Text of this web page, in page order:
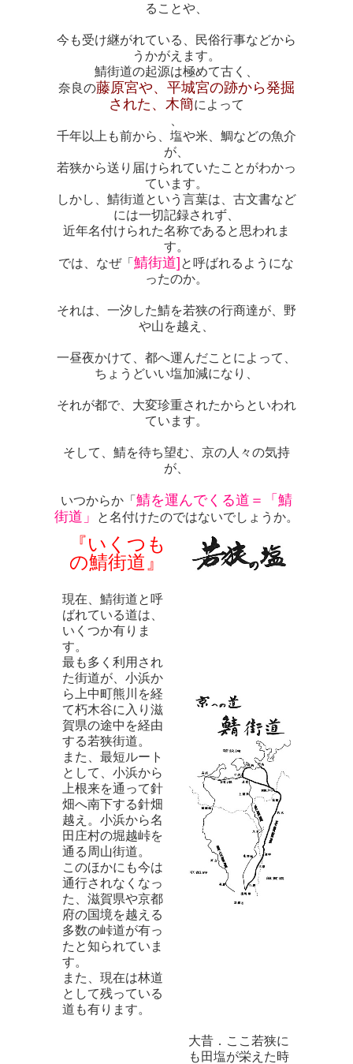
ることや、
今も受け継がれている、民俗行事などから
うかがえます。
鯖街道の起源は極めて古く、
奈良の藤原宮や、平城宮の跡から発掘
された、木簡によって
千年以上も前から、塩や米、鯛などの魚介
が、
若狭から送り届けられていたことがわかっ
ています。
しかし、鯖街道という言葉は、古文書など
には一切記録されず、
近年名付けられた名称であると思われま
す。
では、なぜ「鯖街道]と呼ばれるようにな
ったのか。
それは、一汐した鯖を若狭の行商達が、野
や山を越え、
一昼夜かけて、都へ運んだことによって、
ちょうどいい塩加減になり、
それが都で、大変珍重されたからといわれ
ています。
そして、鯖を待ち望む、京の人々の気持
が、
いつからか「 鯖を運んでくる道＝「鯖
街道」
と名付けたのではないでしょうか。
『いくつも
の鯖街道』
現在、鯖街道と呼
ばれている道は、
いくつか有りま
す。
最も多く利用され
た街道が、小浜か
ら上中町熊川を経
て朽木谷に入り滋
賀県の途中を経由
する若狭街道。
また、最短ルート
として、小浜から
上根来を通って針
畑へ南下する針畑
越え。小浜から名
田庄村の堀越峠を
通る周山街道。
このほかにも今は
通行されなくなっ
た、滋賀県や京都
府の国境を越える
多数の峠道が有っ
たと知られていま
す。
また、現在は林道
として残っている
道も有ります。
大昔．ここ若狭に
も田塩が栄えた時